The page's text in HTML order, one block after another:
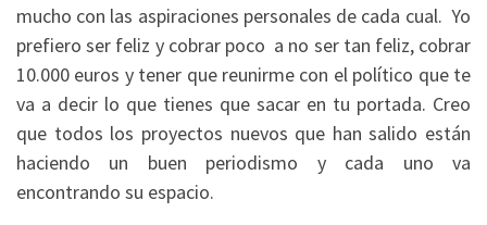
mucho con las aspiraciones personales de cada cual. Yo
prefiero ser feliz y cobrar poco a no ser tan feliz, cobrar
10.000 euros y tener que reunirme con el político que te
va a decir lo que tienes que sacar en tu portada. Creo
que todos los proyectos nuevos que han salido están
haciendo un buen periodismo y cada uno va
encontrando su espacio.